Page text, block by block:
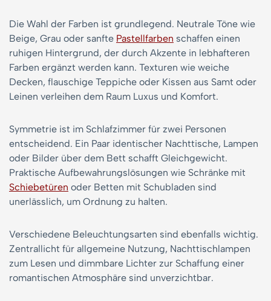
Die Wahl der Farben ist grundlegend. Neutrale Töne wie
Beige, Grau oder sanfte Pastellfarben schaffen einen
ruhigen Hintergrund, der durch Akzente in lebhafteren
Farben ergänzt werden kann. Texturen wie weiche
Decken, flauschige Teppiche oder Kissen aus Samt oder
Leinen verleihen dem Raum Luxus und Komfort.
Symmetrie ist im Schlafzimmer für zwei Personen
entscheidend. Ein Paar identischer Nachttische, Lampen
oder Bilder über dem Bett schafft Gleichgewicht.
Praktische Aufbewahrungslösungen wie Schränke mit
Schiebetüren oder Betten mit Schubladen sind
unerlässlich, um Ordnung zu halten.
Verschiedene Beleuchtungsarten sind ebenfalls wichtig.
Zentrallicht für allgemeine Nutzung, Nachttischlampen
zum Lesen und dimmbare Lichter zur Schaffung einer
romantischen Atmosphäre sind unverzichtbar.